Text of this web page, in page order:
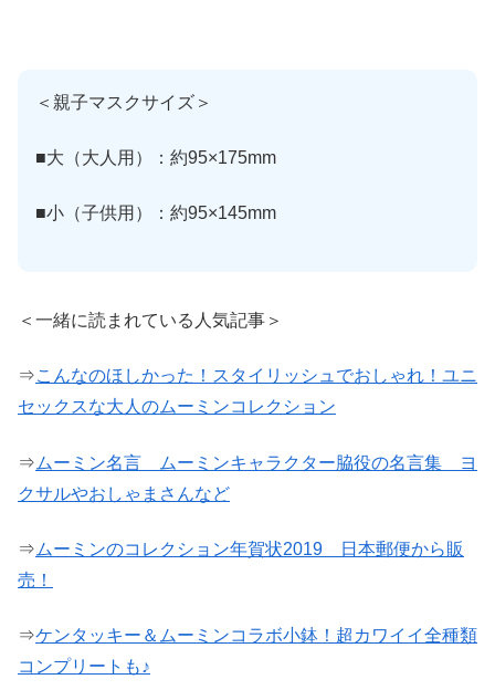
＜親子マスクサイズ＞
■大（大人用）：約95×175mm
■小（子供用）：約95×145mm
＜一緒に読まれている人気記事＞
⇒こんなのほしかった！スタイリッシュでおしゃれ！ユニ
セックスな大人のムーミンコレクション
⇒ ムーミン名言 ムーミンキャラクター脇役の名言集 ヨ
クサルやおしゃまさんなど
⇒ ムーミンのコレクション年賀状2019 日本郵便から販
売！
⇒ケンタッキー＆ムーミンコラボ小鉢！超カワイイ全種類
コンプリートも♪